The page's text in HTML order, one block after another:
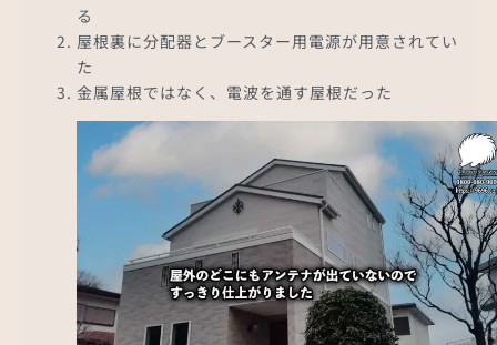
る
屋根裏に分配器とブースター用電源が用意されてい
た
金属屋根ではなく、電波を通す屋根だった